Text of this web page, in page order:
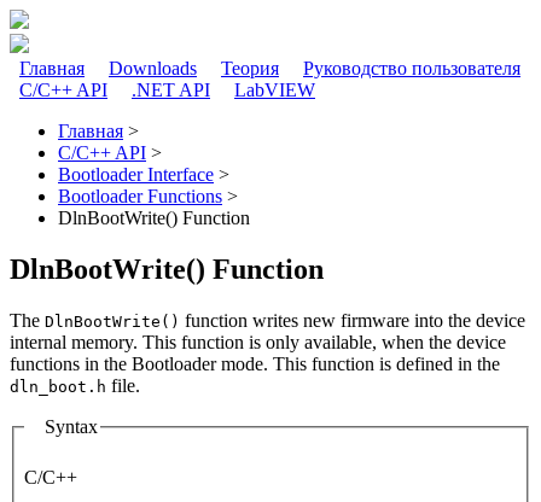
Перейти к основному содержанию
Главное меню
Главная Downloads Теория
Руководство пользователя
C/C++ API
.NET API LabVIEW
Вы здесь
Главная >
C/C++ API >
Bootloader Interface >
Bootloader Functions >
DlnBootWrite() Function
DlnBootWrite() Function
The DlnBootWrite() function writes new firmware into the device
internal memory. This function is only available, when the device
functions in the Bootloader mode. This function is defined in the
dln_boot.h file.
Syntax
C/C++